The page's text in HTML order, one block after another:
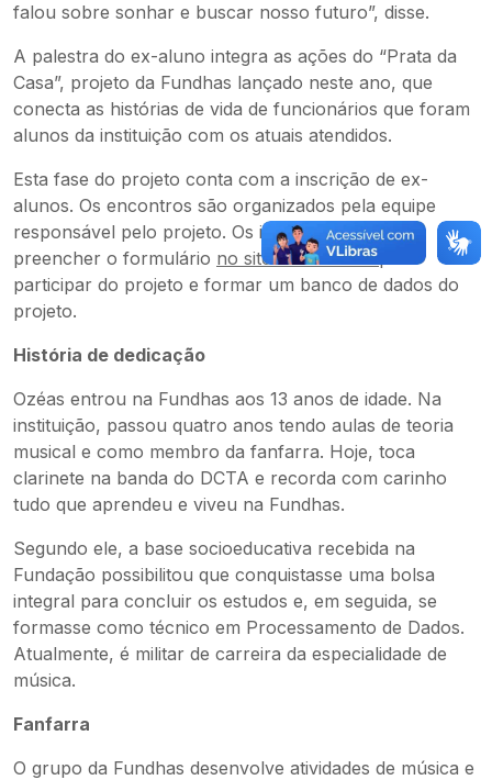
falou sobre sonhar e buscar nosso futuro”, disse.
A palestra do ex-aluno integra as ações do “Prata da
Casa”, projeto da Fundhas lançado neste ano, que
conecta as histórias de vida de funcionários que foram
alunos da instituição com os atuais atendidos.
Esta fase do projeto conta com a inscrição de ex-
alunos. Os encontros são organizados pela equipe
responsável pelo projeto. Os interessados podem
preencher o formulário no site da Fundhas
participar do projeto e formar um banco de dados do
projeto.
História de dedicação
Ozéas entrou na Fundhas aos 13 anos de idade. Na
instituição, passou quatro anos tendo aulas de teoria
musical e como membro da fanfarra. Hoje, toca
clarinete na banda do DCTA e recorda com carinho
tudo que aprendeu e viveu na Fundhas.
Segundo ele, a base socioeducativa recebida na
Fundação possibilitou que conquistasse uma bolsa
integral para concluir os estudos e, em seguida, se
formasse como técnico em Processamento de Dados.
Atualmente, é militar de carreira da especialidade de
música.
Fanfarra
O grupo da Fundhas desenvolve atividades de música e